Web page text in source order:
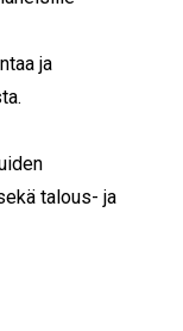
ja
talous- ja